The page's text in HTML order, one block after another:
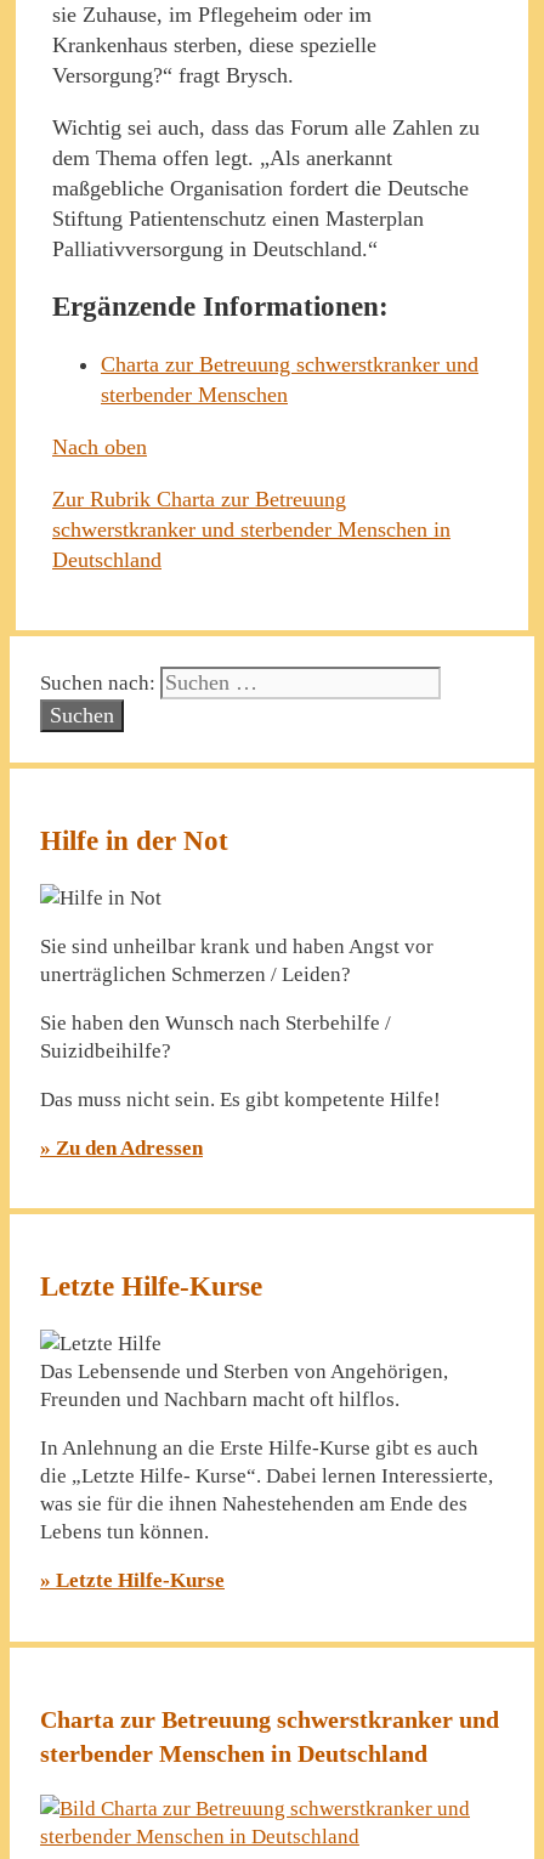
sie Zuhause, im Pflegeheim oder im
Krankenhaus sterben, diese spezielle
Versorgung?“ fragt Brysch.
Wichtig sei auch, dass das Forum alle Zahlen zu
dem Thema offen legt. „Als anerkannt
maßgebliche Organisation fordert die Deutsche
Stiftung Patientenschutz einen Masterplan
Palliativversorgung in Deutschland.“
Ergänzende Informationen:
Charta zur Betreuung schwerstkranker und
sterbender Menschen
Nach oben
Zur Rubrik Charta zur Betreuung
schwerstkranker und sterbender Menschen in
Deutschland
Suchen nach:
Hilfe in der Not
Sie sind unheilbar krank und haben Angst vor
unerträglichen Schmerzen / Leiden?
Sie haben den Wunsch nach Sterbehilfe /
Suizidbeihilfe?
Das muss nicht sein. Es gibt kompetente Hilfe!
» Zu den Adressen
Letzte Hilfe-Kurse
Das Lebensende und Sterben von Angehörigen,
Freunden und Nachbarn macht oft hilflos.
In Anlehnung an die Erste Hilfe-Kurse gibt es auch
die „Letzte Hilfe- Kurse“. Dabei lernen Interessierte,
was sie für die ihnen Nahestehenden am Ende des
Lebens tun können.
» Letzte Hilfe-Kurse
Charta zur Betreuung schwerstkranker und
sterbender Menschen in Deutschland